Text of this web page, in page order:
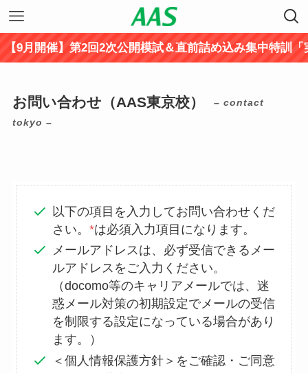
】第2回2次公開模試＆直前詰め込み集中特訓「実力ア
お問い合わせ（AAS東京校）
– contact
tokyo –
以下の項目を入力してお問い合わせくだ
さい。*は必須入力項目になります。
メールアドレスは、必ず受信できるメー
ルアドレスをご入力ください。
（docomo等のキャリアメールでは、迷
惑メール対策の初期設定でメールの受信
を制限する設定になっている場合があり
ます。）
＜個人情報保護方針＞をご確認・ご同意